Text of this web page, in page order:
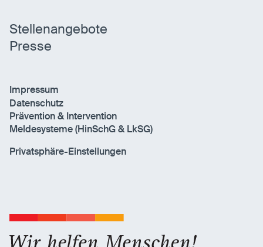
Stellenangebote
Presse
Impressum
Datenschutz
Prävention & Intervention
Meldesysteme (HinSchG & LkSG)
Privatsphäre-Einstellungen